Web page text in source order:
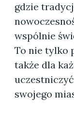
gdzie
wspólnie
To nie tylko
także dla
swojego